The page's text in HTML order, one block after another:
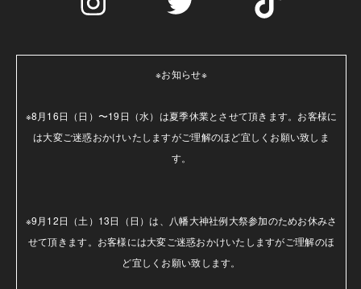
※お知らせ※
※8月16日（日）〜19日（水）は夏季休業とさせて頂きます。お客様に
は大変ご迷惑おかけいたしますがご理解のほど宜しくお願い致しま
す。
※9月12日（土）13日（日）は、八幡大神社例大祭参加のためお休みさ
せて頂きます。お客様には大変ご迷惑おかけいたしますがご理解のほ
ど宜しくお願い致します。